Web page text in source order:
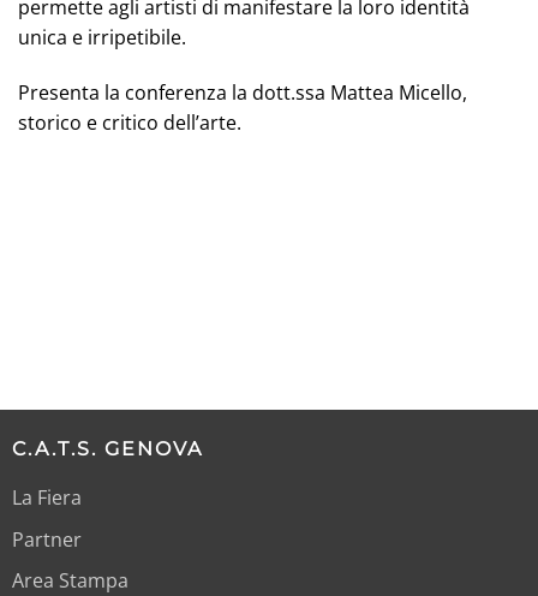
permette agli artisti di manifestare la loro identità
unica e irripetibile.
Presenta la conferenza la dott.ssa Mattea Micello,
storico e critico dell’arte.
C.A.T.S. GENOVA
La Fiera
Partner
Area Stampa